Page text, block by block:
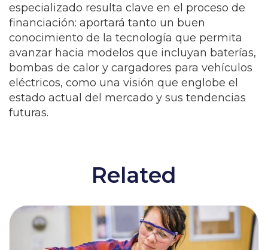
especializado resulta clave en el proceso de
financiación: aportará tanto un buen
conocimiento de la tecnología que permita
avanzar hacia modelos que incluyan baterías,
bombas de calor y cargadores para vehículos
eléctricos, como una visión que englobe el
estado actual del mercado y sus tendencias
futuras.
Related